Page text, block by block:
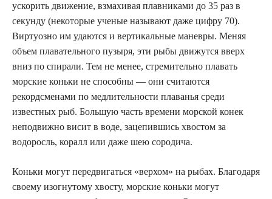
ускорить движение, взмахивая плавниками до 35 раз в
секунду (некоторые ученые называют даже цифру 70).
Виртуозно им удаются и вертикальные маневры. Меняя
объем плавательного пузыря, эти рыбы движутся вверх
вниз по спирали. Тем не менее, стремительно плавать
морские коньки не способны — они считаются
рекордсменами по медлительности плаванья среди
известных рыб. Большую часть времени морской конек
неподвижно висит в воде, зацепившись хвостом за
водоросль, коралл или даже шею сородича.
Коньки могут передвигаться «верхом» на рыбах. Благодаря
своему изогнутому хвосту, морские коньки могут